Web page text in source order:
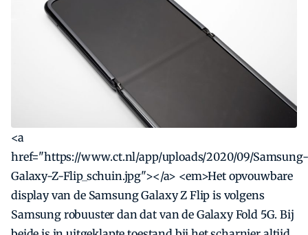
<a
href="https://www.ct.nl/app/uploads/2020/09/Samsung-
Galaxy-Z-Flip_schuin.jpg"></a> <em>Het opvouwbare
display van de Samsung Galaxy Z Flip is volgens
Samsung robuuster dan dat van de Galaxy Fold 5G. Bij